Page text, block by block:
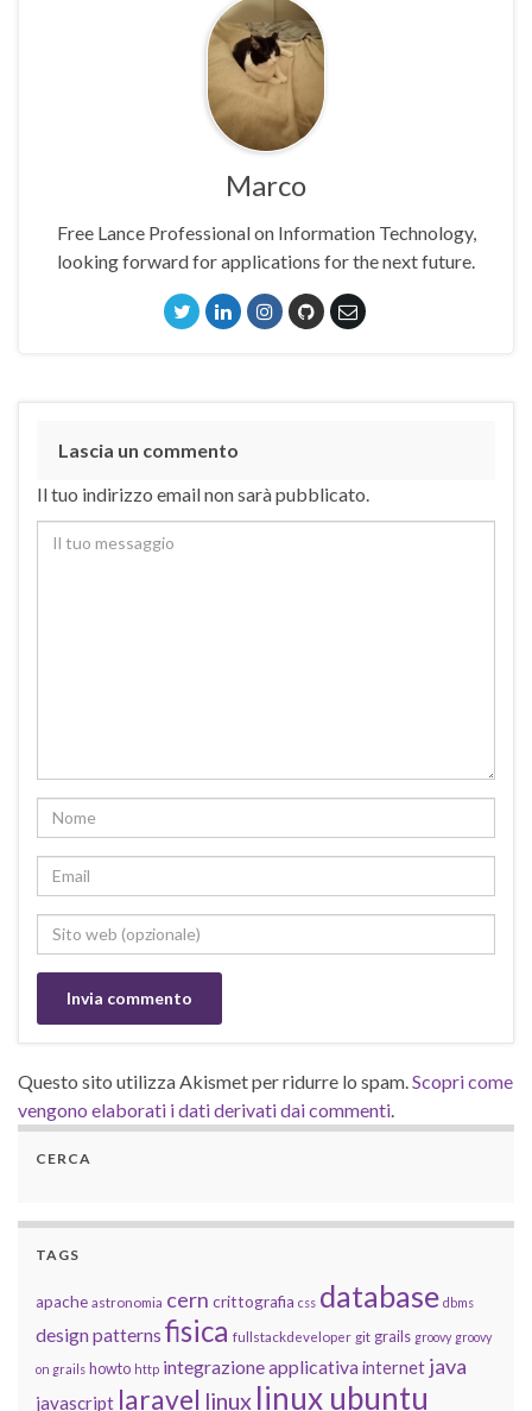
Marco
Free Lance Professional on Information Technology,
looking forward for applications for the next future.
Lascia un commento
Il tuo indirizzo email non sarà pubblicato.
Questo sito utilizza Akismet per ridurre lo spam.Scopri come
vengono elaborati i dati derivati dai commenti.
CERCA
TAGS
apache astronomia cern crittografia css database dbms
design patterns fisica fullstackdeveloper git grails groovy groovy
on grails howto http integrazione applicativainternet java
javascript laravel linux linux ubuntu